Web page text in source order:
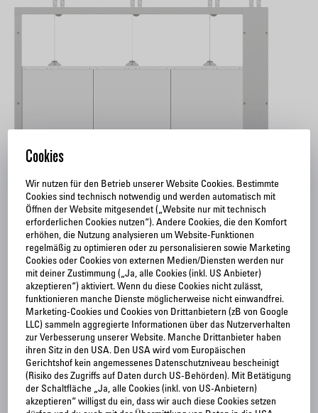
HUBTOR
H-Ei2-00-1
Cookies
Wir nutzen für den Betrieb unserer Website Cookies. Bestimmte
Cookies sind technisch notwendig und werden automatisch mit
Öffnen der Website mitgesendet („Website nur mit technisch
erforderlichen Cookies nutzen“). Andere Cookies, die den Komfort
erhöhen, die Nutzung analysieren um Website-Funktionen
regelmäßig zu optimieren oder zu personalisieren sowie Marketing
Cookies oder Cookies von externen Medien/Diensten werden nur
mit deiner Zustimmung („Ja, alle Cookies (inkl. US Anbieter)
akzeptieren“) aktiviert. Wenn du diese Cookies nicht zulässt,
funktionieren manche Dienste möglicherweise nicht einwandfrei.
Marketing-Cookies und Cookies von Drittanbietern (zB von Google
LLC) sammeln aggregierte Informationen über das Nutzerverhalten
zur Verbesserung unserer Website. Manche Drittanbieter haben
ihren Sitz in den USA. Den USA wird vom Europäischen
Gerichtshof kein angemessenes Datenschutzniveau bescheinigt
(Risiko des Zugriffs auf Daten durch US-Behörden). Mit Betätigung
der Schaltfläche „Ja, alle Cookies (inkl. von US-Anbietern)
akzeptieren“ willigst du ein, dass wir auch diese Cookies setzen